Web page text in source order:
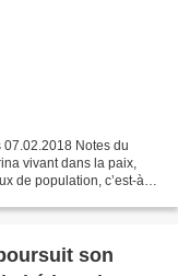
07.02.2018 Notes du
vivant dans la paix,
de population, c’est-à-
son